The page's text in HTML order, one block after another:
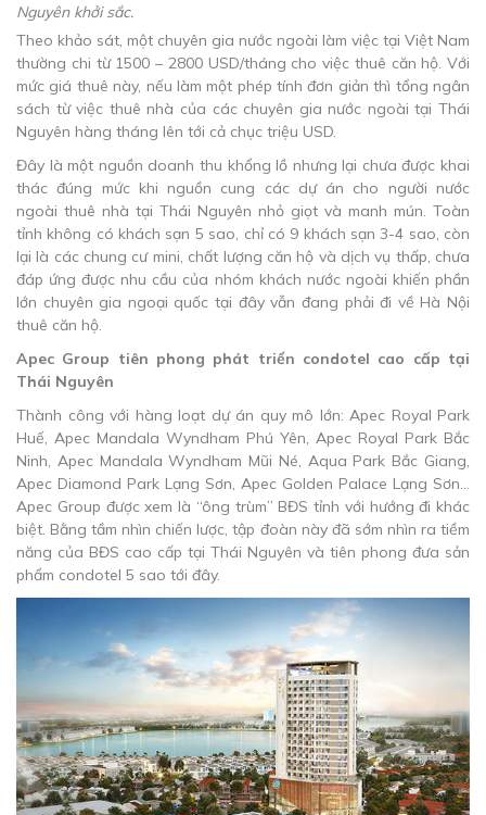
Nguyên khởi sắc.
Theo khảo sát, một chuyên gia nước ngoài làm việc tại Việt Nam
thường chi từ 1500 – 2800 USD/tháng cho việc thuê căn hộ. Với
mức giá thuê này, nếu làm một phép tính đơn giản thì tổng ngân
sách từ việc thuê nhà của các chuyên gia nước ngoài tại Thái
Nguyên hàng tháng lên tới cả chục triệu USD.
Đây là một nguồn doanh thu khổng lồ nhưng lại chưa được khai
thác đúng mức khi nguồn cung các dự án cho người nước
ngoài thuê nhà tại Thái Nguyên nhỏ giọt và manh mún. Toàn
tỉnh không có khách sạn 5 sao, chỉ có 9 khách sạn 3-4 sao, còn
lại là các chung cư mini, chất lượng căn hộ và dịch vụ thấp, chưa
đáp ứng được nhu cầu của nhóm khách nước ngoài khiến phần
lớn chuyên gia ngoại quốc tại đây vẫn đang phải đi về Hà Nội
thuê căn hộ.
Apec Group tiên phong phát triển condotel cao cấp tại
Thái Nguyên
Thành công với hàng loạt dự án quy mô lớn: Apec Royal Park
Huế, Apec Mandala Wyndham Phú Yên, Apec Royal Park Bắc
Ninh, Apec Mandala Wyndham Mũi Né, Aqua Park Bắc Giang,
Apec Diamond Park Lạng Sơn, Apec Golden Palace Lạng Sơn…
Apec Group được xem là “ông trùm” BĐS tỉnh với hướng đi khác
biệt. Bằng tầm nhìn chiến lược, tập đoàn này đã sớm nhìn ra tiềm
năng của BĐS cao cấp tại Thái Nguyên và tiên phong đưa sản
phẩm condotel 5 sao tới đây.